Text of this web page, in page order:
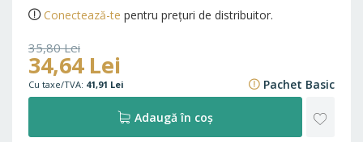
Conectează-te pentru prețuri de distribuitor.
35,80 Lei
43,32 Lei
34,64 Lei
41,91 Lei Pachet Basic
Adaugă în coș